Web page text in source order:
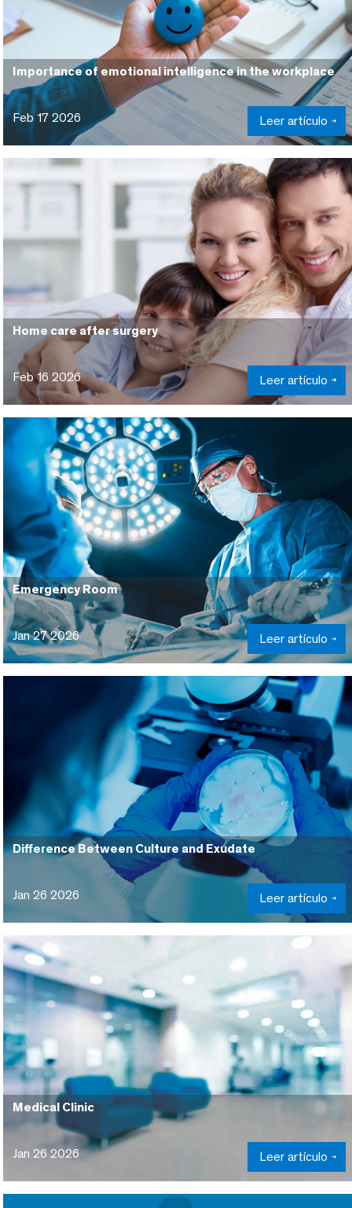
Importance of emotional intelligence in the workplace
Feb 17 2026 Leer artículo
Home care after surgery
Feb 16 2026 Leer artículo
Emergency Room
Jan 27 2026 Leer artículo
Difference Between Culture and Exudate
Jan 26 2026 Leer artículo
Medical Clinic
Jan 26 2026 Leer artículo